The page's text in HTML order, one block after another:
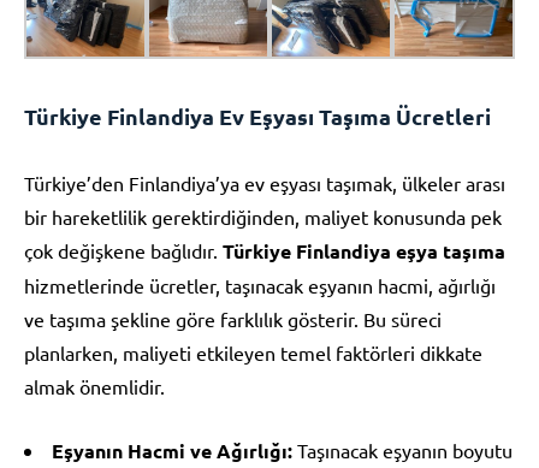
Türkiye Finlandiya Ev Eşyası Taşıma Ücretleri
Türkiye’den Finlandiya’ya ev eşyası taşımak, ülkeler arası
bir hareketlilik gerektirdiğinden, maliyet konusunda pek
çok değişkene bağlıdır. Türkiye Finlandiya eşya taşıma
hizmetlerinde ücretler, taşınacak eşyanın hacmi, ağırlığı
ve taşıma şekline göre farklılık gösterir. Bu süreci
planlarken, maliyeti etkileyen temel faktörleri dikkate
almak önemlidir.
Eşyanın Hacmi ve Ağırlığı: Taşınacak eşyanın boyutu